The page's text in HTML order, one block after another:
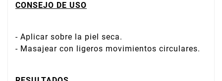
CONSEJO DE USO
- Aplicar sobre la piel seca.
- Masajear con ligeros movimientos circulares.